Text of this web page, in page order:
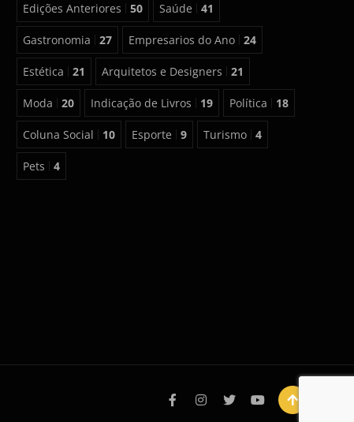
Edições Anteriores 50 Saúde 41
Gastronomia 27 Empresarios do Ano 24
Estética 21 Arquitetos e Designers 21
Moda 20 Indicação de Livros 19 Política 18
Coluna Social 10 Esporte 9 Turismo 4
Pets 4